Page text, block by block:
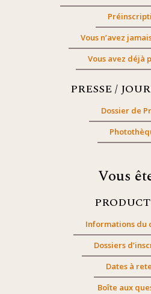
Vous n’avez
Vous avez déjà
PRESSE /
Dossier de
Vous
Informations du
Dossiers
Dates à
Boîte aux